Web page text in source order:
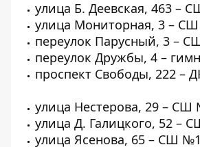
улица Б. Деевская, 463 –
улица Мониторная, 3 –
переулок Парусный, 3 –
переулок Дружбы, 4 –
проспект Свободы, 222 –
улица Нестерова, 29 – СШ
улица Д. Галицкого, 52 –
улица Ясенова, 65 – СШ